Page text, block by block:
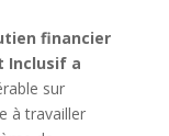
financier
Inclusif a
sur
à travailler